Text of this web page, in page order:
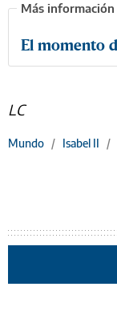
El momento
LC
Mundo / Isabel II /